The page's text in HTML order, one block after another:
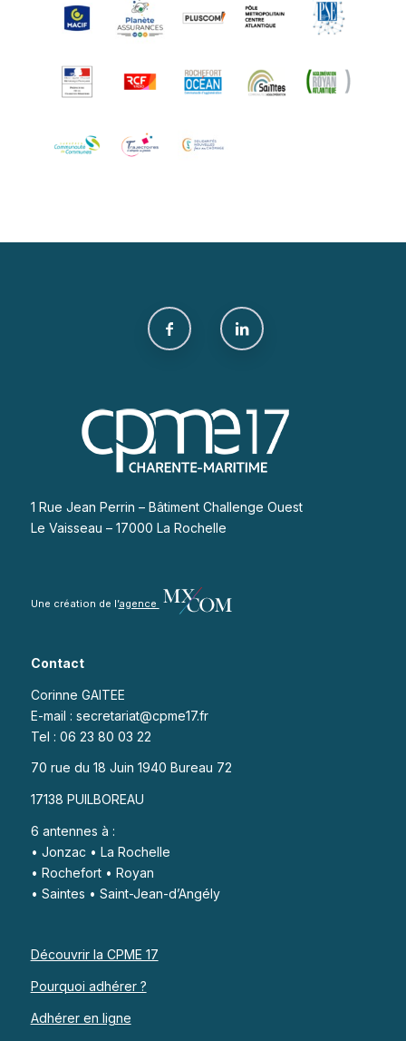
1 Rue Jean Perrin – Bâtiment Challenge Ouest
Le Vaisseau – 17000 La Rochelle
Une création de l’agence
Contact
Corinne GAITEE
E-mail : secretariat@cpme17.fr
Tel : 06 23 80 03 22
70 rue du 18 Juin 1940 Bureau 72
17138 PUILBOREAU
6 antennes à :
• Jonzac • La Rochelle
• Rochefort • Royan
• Saintes • Saint-Jean-d’Angély
Découvrir la CPME 17
Pourquoi adhérer ?
Adhérer en ligne